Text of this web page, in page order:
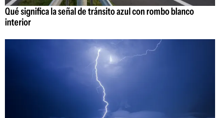
Qué significa la señal de tránsito azul con rombo blanco
interior